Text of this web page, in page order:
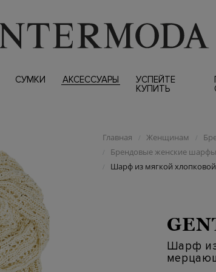
СУМКИ АКСЕССУАРЫ
УСПЕЙТЕ
КУПИТЬ
Главная / Женщинам /
/ Брендовые женские шарфы
/ Шарф из мягкой
Шарф